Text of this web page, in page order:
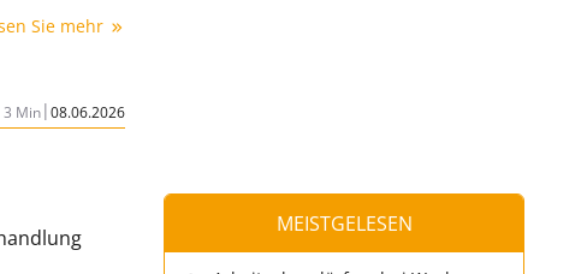
Sie mehr
3 Min|08.06.2026
MEISTGELESEN